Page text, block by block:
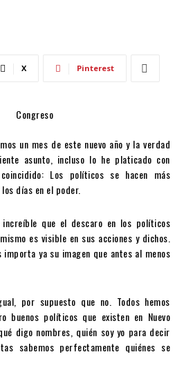
X Pinterest
un mes de este nuevo año y la verdad
asunto, incluso lo he platicado con
Los políticos se hacen más
días en el poder.
increíble que el descaro en los políticos
es visible en sus acciones y dichos.
importa ya su imagen que antes al menos
por supuesto que no. Todos hemos
buenos políticos que existen en Nuevo
digo nombres, quién soy yo para decir
sabemos perfectamente quiénes se